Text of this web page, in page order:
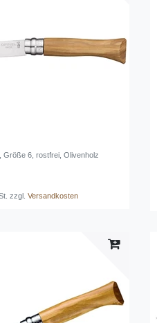
Größe 6, rostfrei, Olivenholz
zzgl.Versandkosten